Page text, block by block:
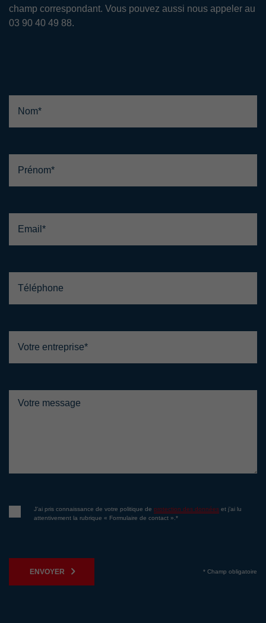
champ correspondant. Vous pouvez aussi nous appeler au
03 90 40 49 88.
J’ai pris connaissance de votre politique de protection des données et j’ai lu
attentivement la rubrique « Formulaire de contact ».*
ENVOYER * Champ obligatoire